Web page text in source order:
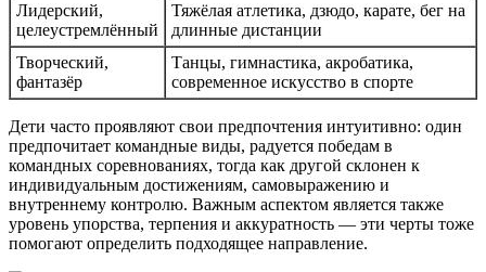
Лидерский,
целеустремлённый
Тяжёлая атлетика, дзюдо, карате, бег на
длинные дистанции
Творческий,
фантазёр
Танцы, гимнастика, акробатика,
современное искусство в спорте
Дети часто проявляют свои предпочтения интуитивно: один
предпочитает командные виды, радуется победам в
командных соревнованиях, тогда как другой склонен к
индивидуальным достижениям, самовыражению и
внутреннему контролю. Важным аспектом является также
уровень упорства, терпения и аккуратность — эти черты тоже
помогают определить подходящее направление.